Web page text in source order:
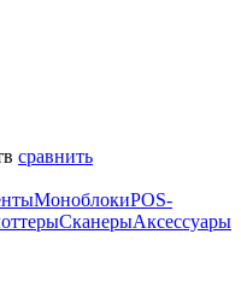
сравнить
МоноблокиPOS-
СканерыАксессуары